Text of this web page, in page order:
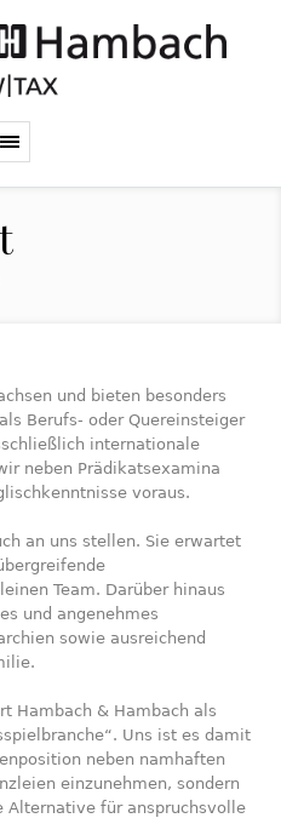
und bieten besonders
Berufs- oder Quereinsteiger
internationale
neben Prädikatsexamina
voraus.
an uns stellen. Sie erwartet
Team. Darüber hinaus
und angenehmes
sowie ausreichend
Hambach & Hambach als
Uns ist es damit
neben namhaften
einzunehmen, sondern
Alternative für anspruchsvolle